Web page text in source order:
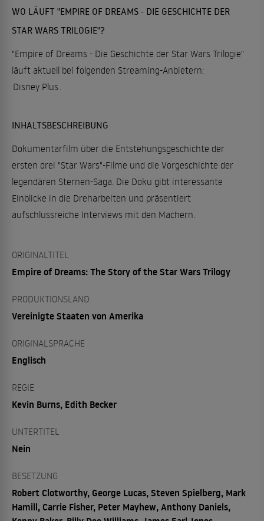
WO LÄUFT "EMPIRE OF DREAMS - DIE GESCHICHTE DER
STAR WARS TRILOGIE"?
"Empire of Dreams - Die Geschichte der Star Wars Trilogie"
läuft aktuell bei folgenden Streaming-Anbietern:
Disney Plus
INHALTSBESCHREIBUNG
Dokumentarfilm über die Entstehungsgeschichte der
ersten drei "Star Wars"-Filme und die Vorgeschichte der
legendären Sternen-Saga. Die Doku gibt interessante
Einblicke in die Dreharbeiten und präsentiert
aufschlussreiche Interviews mit den Machern.
ORIGINALTITEL
Empire of Dreams: The Story of the Star Wars Trilogy
PRODUKTIONSLAND
Vereinigte Staaten von Amerika
ORIGINALSPRACHE
Englisch
REGIE
Kevin Burns, Edith Becker
UNTERTITEL
Nein
BESETZUNG
Robert Clotworthy, George Lucas, Steven Spielberg, Mark
Hamill, Carrie Fisher, Peter Mayhew, Anthony Daniels,